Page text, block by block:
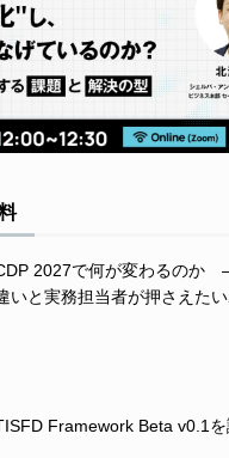
2027で何が変わるのか
いと実務担当者が押さえた
Framework Beta v0.1を